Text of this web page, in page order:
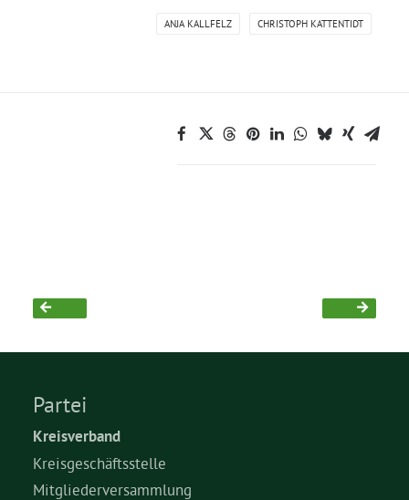
Kontakt
ANJA KALLFELZ CHRISTOPH KATTENTIDT
Partei
Kreisverband
Kreisgeschäftsstelle
Mitgliederversammlung